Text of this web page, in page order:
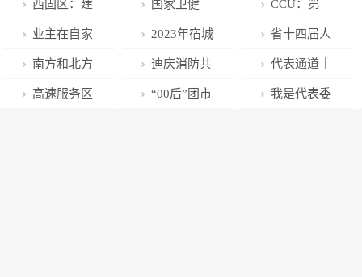
西固区：建
管并举增颜
值，城乡面貌
“换装升级”
国家卫健
委：全国发热
门诊和诊室就
诊人数均呈现
CCU：第
100面锦旗的
故事
业主在自家
车位安装充电
桩遭物业拒
2023年宿城
区“乐业宿城”
就业创业“春风
省十四届人
大经济委员会
召开第一次全
南方和北方
的小年为何差
迪庆消防共
同协作、优势
代表通道｜
省人大代表杨
高速服务区 “00后”团市 我是代表委